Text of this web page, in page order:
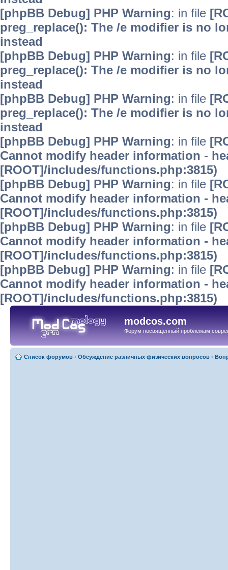
[phpBB Debug] PHP Warning: in file
preg_replace(): The /e modifier is no
instead
[phpBB Debug] PHP Warning: in file
preg_replace(): The /e modifier is no
instead
[phpBB Debug] PHP Warning: in file
preg_replace(): The /e modifier is no
instead
[phpBB Debug] PHP Warning: in file
Cannot modify header information -
[ROOT]/includes/functions.php:3815)
[phpBB Debug] PHP Warning: in file
Cannot modify header information -
[ROOT]/includes/functions.php:3815)
[phpBB Debug] PHP Warning: in file
Cannot modify header information -
[ROOT]/includes/functions.php:3815)
[phpBB Debug] PHP Warning: in file
Cannot modify header information -
[ROOT]/includes/functions.php:3815)
modcos.com
Форум посвященный проблемам
Список форумов ‹ Обсуждение различных физических вопросов ‹